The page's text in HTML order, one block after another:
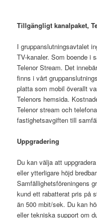
Tillgängligt kanalpaket,
I gruppanslutningsavtalet
TV-kanaler. Som boende i
Telenor Stream. Det
finns i vårt
platta som mobil överallt
Telenors hemsida.
Telenor stream och
fastighetsavgiften till
Uppgradering
Du kan välja att
eller ytterligare höjd
Samfällighetsföreningens
kund ett rabatterat pris på
än 500 mbit/sek. Du kan
eller tekniska support om